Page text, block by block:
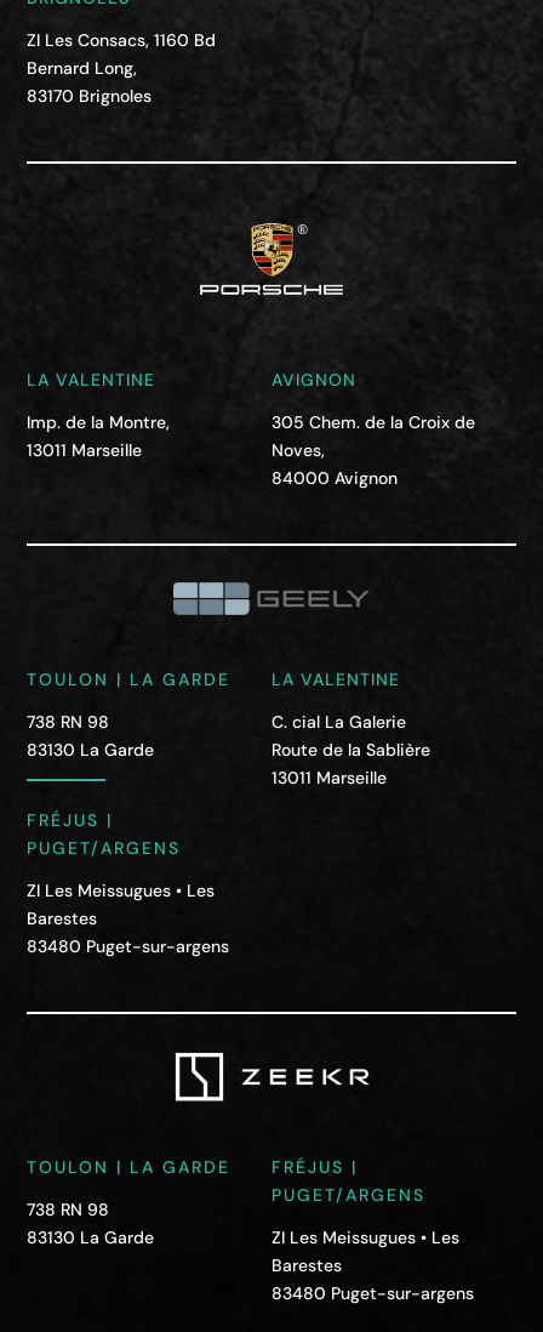
ZI Les Consacs, 1160 Bd
Bernard Long,
83170 Brignoles
LA VALENTINE
Imp. de la Montre,
13011 Marseille
AVIGNON
305 Chem. de la Croix de
Noves,
84000 Avignon
TOULON | LA GARDE
738 RN 98
83130 La Garde
FRÉJUS |
PUGET/ARGENS
ZI Les Meissugues • Les
Barestes
83480 Puget-sur-argens
LA VALENTINE
C. cial La Galerie
Route de la Sablière
13011 Marseille
TOULON | LA GARDE
738 RN 98
83130 La Garde
FRÉJUS |
PUGET/ARGENS
ZI Les Meissugues • Les
Barestes
83480 Puget-sur-argens